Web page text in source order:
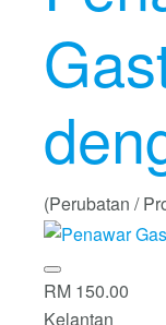
(Perubatan /
RM 150.00
Kelantan